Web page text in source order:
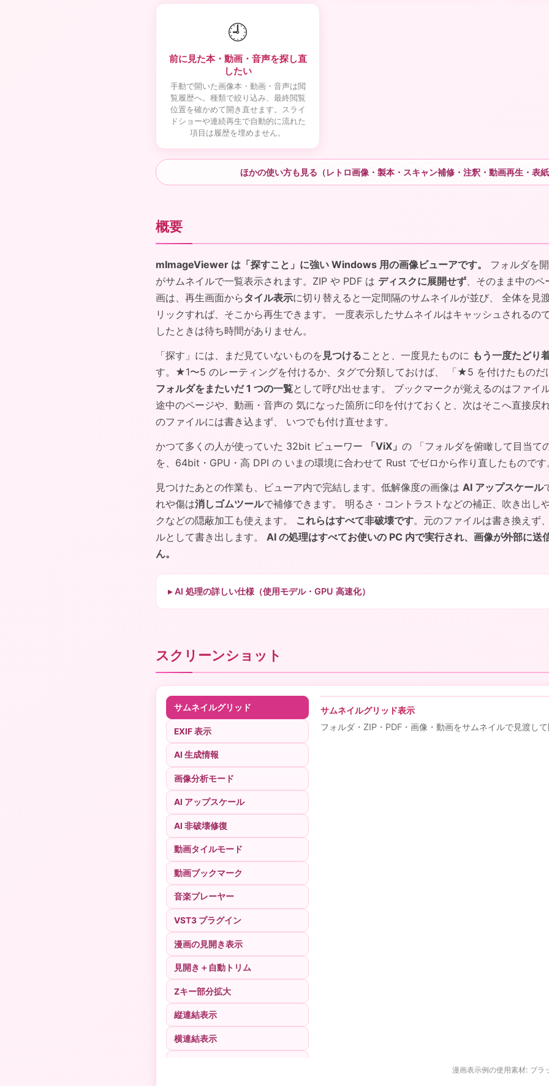
🕘
前に見た本・動画・音声を探し直
したい
手動で開いた画像本・動画・音声は閲
覧履歴へ。種類で絞り込み、最終閲覧
位置を確かめて開き直せます。スライ
ドショーや連続再生で自動的に流れた
項目は履歴を埋めません。
ほかの使い方も見る（レトロ画像・製本・スキャン補修・注釈・動画再生・表
概要
mImageViewer は「探すこと」に強い Windows 用の画像ビューアです。
フォルダを
がサムネイルで一覧表示されます。ZIP や PDF は ディスクに展開せず、そのまま中の
画は、再生画面からタイル表示に切り替えると一定間隔のサムネイルが並び、 全体を見
リックすれば、そこから再生できます。 一度表示したサムネイルはキャッシュされるの
したときは待ち時間がありません。
「探す」には、まだ見ていないものを 見つけることと、一度見たものに もう一度たどり
す。★1〜5 のレーティングを付けるか、タグで分類しておけば、 「★5 を付けたものだ
フォルダをまたいだ 1 つの一覧として呼び出せます。 ブックマークが覚えるのはファイ
途中のページや、動画・音声の 気になった箇所に印を付けておくと、次はそこへ直接戻
のファイルには書き込まず、 いつでも付け直せます。
かつて多くの人が使っていた 32bit ビューワー
「ViX」 の 「フォルダを俯瞰して目当て
を、64bit・GPU・高 DPI の いまの環境に合わせて Rust でゼロから作り直したものです
見つけたあとの作業も、ビューア内で完結します。低解像度の画像は AI アップスケール
れや傷は消しゴムツールで補修できます。 明るさ・コントラストなどの補正、吹き出し
クなどの隠蔽加工も使えます。 これらはすべて非破壊です。元のファイルは書き換えず
ルとして書き出します。 AI の処理はすべてお使いの PC 内で実行され、画像が外部に送
ん。
AI 処理の詳しい仕様（使用モデル・GPU 高速化）
スクリーンショット
サムネイルグリッド
EXIF 表示
AI 生成情報
画像分析モード
AI アップスケール
AI 非破壊修復
動画タイルモード
動画ブックマーク
音楽プレーヤー
VST3 プラグイン
漫画の見開き表示
見開き＋自動トリム
Zキー部分拡大
縦連結表示
横連結表示
サムネイルグリッド表示
フォルダ・ZIP・PDF・画像・動画をサムネイルで見渡し
漫画表示例の使用素材: ブラ